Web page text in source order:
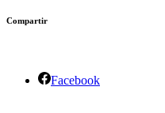
Compartir
Facebook